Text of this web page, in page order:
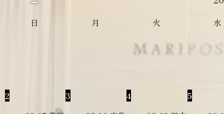
日 月 火 水
2
3
4
5